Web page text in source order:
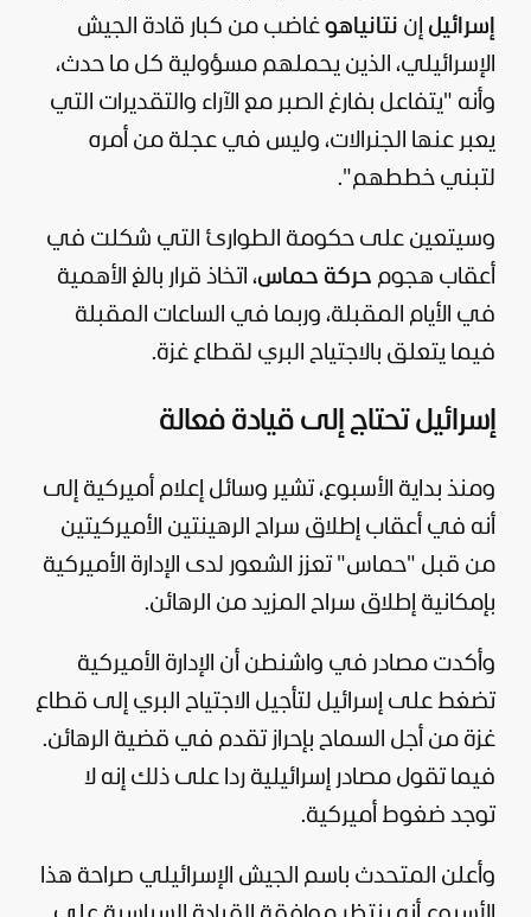
إسرائيل إن نتانياهو غاضب من كبار قادة الجيش
الإسرائيلي، الذين يحملهم مسؤولية كل ما حدث،
وأنه "يتفاعل بفارغ الصبر مع الآراء والتقديرات التي
يعبر عنها الجنرالات، وليس في عجلة من أمره
لتبني خططهم".
وسيتعين على حكومة الطوارئ التي شكلت في
أعقاب هجوم حركة حماس، اتخاذ قرار بالغ الأهمية
في الأيام المقبلة، وربما في الساعات المقبلة
فيما يتعلق بالاجتياح البري لقطاع غزة.
إسرائيل تحتاج إلى قيادة فعالة
ومنذ بداية الأسبوع، تشير وسائل إعلام أميركية إلى
أنه في أعقاب إطلاق سراح الرهينتين الأميركيتين
من قبل "حماس" تعزز الشعور لدى الإدارة الأميركية
بإمكانية إطلاق سراح المزيد من الرهائن.
وأكدت مصادر في واشنطن أن الإدارة الأميركية
تضغط على إسرائيل لتأجيل الاجتياح البري إلى قطاع
غزة من أجل السماح بإحراز تقدم في قضية الرهائن.
فيما تقول مصادر إسرائيلية ردا على ذلك إنه لا
توجد ضغوط أميركية.
وأعلن المتحدث باسم الجيش الإسرائيلي صراحة هذا